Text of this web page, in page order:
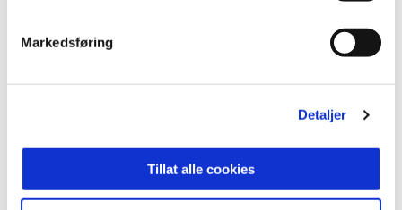
Markedsføring
Detaljer
Tillat alle cookies
14.6.2026 | 00:03:05